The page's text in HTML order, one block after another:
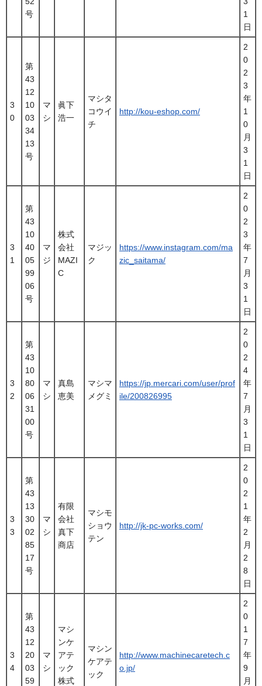
号
1
日
3
0
第
43
12
10
03
34
13
号
マ
シ
眞下
浩一
マシタ
コウイ
チ
http://kou-eshop.com/
2
0
2
3
年
1
0
月
3
1
日
3
1
第
43
10
40
05
99
06
号
マ
ジ
株式
会社
MAZI
C
マジッ
ク
https://www.instagram.com/ma
zic_saitama/
2
0
2
3
年
7
月
3
1
日
3
2
第
43
10
80
06
31
00
号
マ
シ
真島
恵美
マシマ
メグミ
https://jp.mercari.com/user/prof
ile/200826995
2
0
2
4
年
7
月
3
1
日
3
3
第
43
13
30
02
85
17
号
マ
シ
有限
会社
真下
商店
マシモ
ショウ
テン
http://jk-pc-works.com/
2
0
2
1
年
2
月
2
8
日
3
4
第
43
12
20
03
59
マ
シ
マシ
ンケ
アテ
ック
株式
マシン
ケアテ
ック
http://www.machinecaretech.c
o.jp/
2
0
1
7
年
9
月